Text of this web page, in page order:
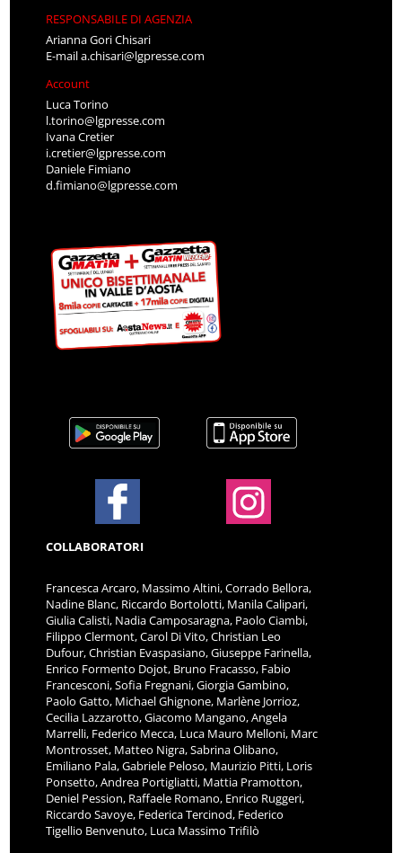
RESPONSABILE DI AGENZIA
Arianna Gori Chisari
E-maila.chisari@lgpresse.com
Account
Luca Torino
l.torino@lgpresse.com
Ivana Cretier
i.cretier@lgpresse.com
Daniele Fimiano
d.fimiano@lgpresse.com
COLLABORATORI
Francesca Arcaro, Massimo Altini, Corrado Bellora,
Nadine Blanc, Riccardo Bortolotti, Manila Calipari,
Giulia Calisti, Nadia Camposaragna, Paolo Ciambi,
Filippo Clermont, Carol Di Vito, Christian Leo
Dufour, Christian Evaspasiano, Giuseppe Farinella,
Enrico Formento Dojot, Bruno Fracasso, Fabio
Francesconi, Sofia Fregnani, Giorgia Gambino,
Paolo Gatto, Michael Ghignone, Marlène Jorrioz,
Cecilia Lazzarotto, Giacomo Mangano, Angela
Marrelli, Federico Mecca, Luca Mauro Melloni, Marc
Montrosset, Matteo Nigra, Sabrina Olibano,
Emiliano Pala, Gabriele Peloso, Maurizio Pitti, Loris
Ponsetto, Andrea Portigliatti, Mattia Pramotton,
Deniel Pession, Raffaele Romano, Enrico Ruggeri,
Riccardo Savoye, Federica Tercinod, Federico
Tigellio Benvenuto, Luca Massimo Trifilò